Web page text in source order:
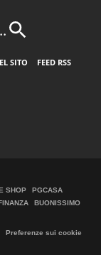
SITO
FEED RSS
SHOP
PGCASA
BUONISSIMO
Preferenze sui cookie